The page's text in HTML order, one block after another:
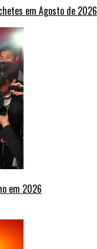
em Agosto de 2026
em 2026